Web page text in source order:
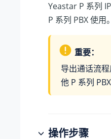
Yeastar P 系列
P 系列 PBX 使用
重要：
导出通话流
他 P 系列
操作步骤